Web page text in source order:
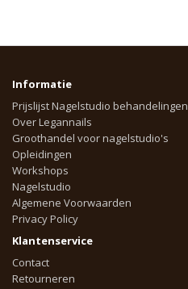
Informatie
Prijslijst Nagelstudio behandelingen
Over Legannails
Groothandel voor nagelstudio's
Opleidingen
Workshops
Nagelstudio
Algemene Voorwaarden
Privacy Policy
Klantenservice
Contact
Retourneren